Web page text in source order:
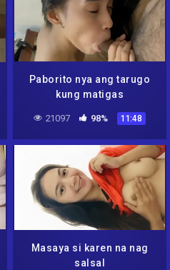
Paborito nya ang tarugo
kung matigas
21097 98% 11:48
Masaya si karen na nag
salsal